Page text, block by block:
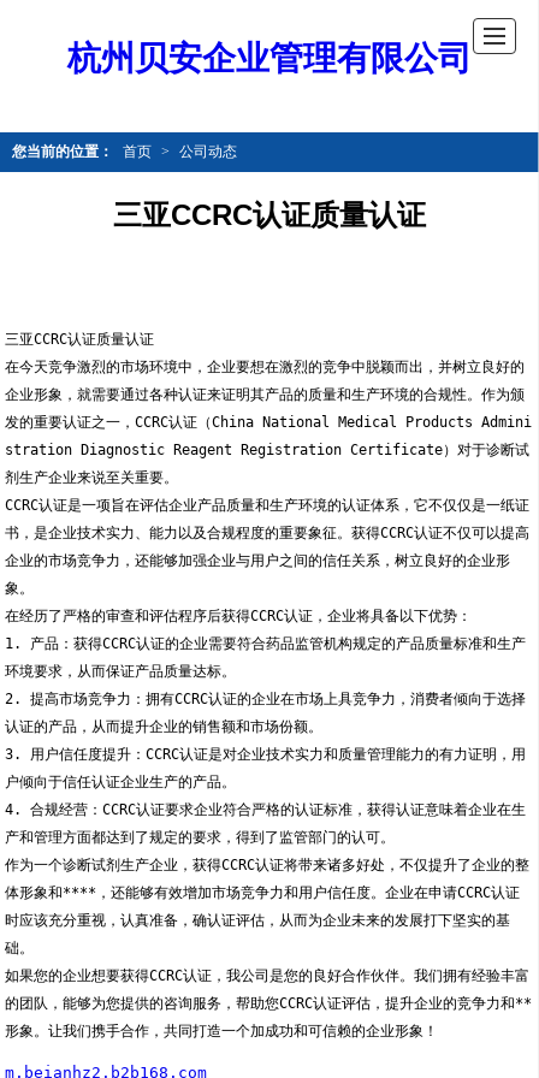
杭州贝安企业管理有限公司
您当前的位置： 首页 > 公司动态
三亚CCRC认证质量认证
三亚CCRC认证质量认证
在今天竞争激烈的市场环境中，企业要想在激烈的竞争中脱颖而出，并树立良好的
企业形象，就需要通过各种认证来证明其产品的质量和生产环境的合规性。作为颁
发的重要认证之一，CCRC认证（China National Medical Products Admini
stration Diagnostic Reagent Registration Certificate）对于诊断试
剂生产企业来说至关重要。
CCRC认证是一项旨在评估企业产品质量和生产环境的认证体系，它不仅仅是一纸证
书，是企业技术实力、能力以及合规程度的重要象征。获得CCRC认证不仅可以提高
企业的市场竞争力，还能够加强企业与用户之间的信任关系，树立良好的企业形
象。
在经历了严格的审查和评估程序后获得CCRC认证，企业将具备以下优势：
1. 产品：获得CCRC认证的企业需要符合药品监管机构规定的产品质量标准和生产
环境要求，从而保证产品质量达标。
2. 提高市场竞争力：拥有CCRC认证的企业在市场上具竞争力，消费者倾向于选择
认证的产品，从而提升企业的销售额和市场份额。
3. 用户信任度提升：CCRC认证是对企业技术实力和质量管理能力的有力证明，用
户倾向于信任认证企业生产的产品。
4. 合规经营：CCRC认证要求企业符合严格的认证标准，获得认证意味着企业在生
产和管理方面都达到了规定的要求，得到了监管部门的认可。
作为一个诊断试剂生产企业，获得CCRC认证将带来诸多好处，不仅提升了企业的整
体形象和****，还能够有效增加市场竞争力和用户信任度。企业在申请CCRC认证
时应该充分重视，认真准备，确认证评估，从而为企业未来的发展打下坚实的基
础。
如果您的企业想要获得CCRC认证，我公司是您的良好合作伙伴。我们拥有经验丰富
的团队，能够为您提供的咨询服务，帮助您CCRC认证评估，提升企业的竞争力和**
形象。让我们携手合作，共同打造一个加成功和可信赖的企业形象！
m.beianhz2.b2b168.com